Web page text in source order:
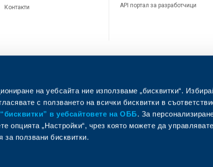
на уебсайта ние използваме „бисквитки“.
с ползването на всички бисквитки в
в уебсайтовете на ОББ. За
опцията „Настройки“, чрез която можете да управлявате
ползвани бисквитки.
Контакти
API портал за разработчици